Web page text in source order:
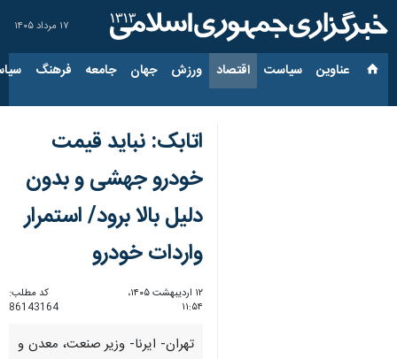
۱۷ مرداد ۱۴۰۵
عناوین‌ سیاست اقتصاد ورزش جهان جامعه فرهنگ
اتابک: نباید قیمت
خودرو جهشی و بدون
دلیل بالا برود/ استمرار
واردات خودرو
۱۲ اردیبهشت ۱۴۰۵،
۱۱:۵۴
کد مطلب:
86143164
تهران- ایرنا- وزیر صنعت، معدن و